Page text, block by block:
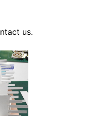
ntact us.